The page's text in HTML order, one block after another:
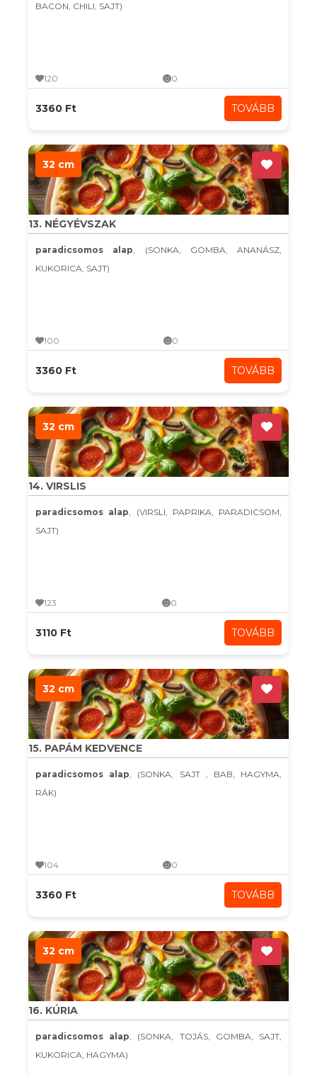
BACON, CHILI, SAJT)
120 0
3360 Ft TOVÁBB
32 cm
13. NÉGYÉVSZAK
paradicsomos alap, (SONKA, GOMBA, ANANÁSZ,
KUKORICA, SAJT)
100 0
3360 Ft TOVÁBB
32 cm
14. VIRSLIS
paradicsomos alap, (VIRSLI, PAPRIKA, PARADICSOM,
SAJT)
123 0
3110 Ft TOVÁBB
32 cm
15. PAPÁM KEDVENCE
paradicsomos alap, (SONKA, SAJT , BAB, HAGYMA,
RÁK)
104 0
3360 Ft TOVÁBB
32 cm
16. KÚRIA
paradicsomos alap, (SONKA, TOJÁS, GOMBA, SAJT,
KUKORICA, HAGYMA)